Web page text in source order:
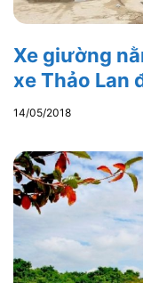
Xe giường
xe Thảo Lan
14/05/2018